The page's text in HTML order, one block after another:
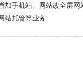
手机站、网站改全屏
站托管等业务